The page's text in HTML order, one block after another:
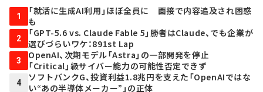
1
「就活に生成AI利用」ほぼ全員に 面接で内容追及され困惑
も
2
「GPT-5.6 vs. Claude Fable 5」勝者はClaude、でも企業が
選びづらいワケ：891st Lap
3
OpenAI、次期モデル「Astra」の一部開発を停止
「Critical」級サイバー能力の可能性否定できず
4
ソフトバンクG、投資利益1.8兆円を支えた「OpenAIではな
い“あの半導体メーカー”」の正体